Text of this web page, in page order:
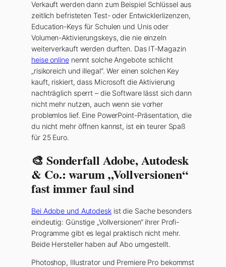
Verkauft werden dann zum Beispiel Schlüssel aus
zeitlich befristeten Test- oder Entwicklerlizenzen,
Education-Keys für Schulen und Unis oder
Volumen-Aktivierungskeys, die nie einzeln
weiterverkauft werden durften. Das IT-Magazin
heise onlinenennt solche Angebote schlicht
„risikoreich und illegal“. Wer einen solchen Key
kauft, riskiert, dass Microsoft die Aktivierung
nachträglich sperrt – die Software lässt sich dann
nicht mehr nutzen, auch wenn sie vorher
problemlos lief. Eine PowerPoint-Präsentation, die
du nicht mehr öffnen kannst, ist ein teurer Spaß
für 25 Euro.
🎨 Sonderfall Adobe, Autodesk
& Co.: warum „Vollversionen“
fast immer faul sind
Bei Adobe und Autodeskist die Sache besonders
eindeutig: Günstige „Vollversionen“ ihrer Profi-
Programme gibt es legal praktisch nicht mehr.
Beide Hersteller haben auf Abo umgestellt.
Photoshop, Illustrator und Premiere Pro bekommst